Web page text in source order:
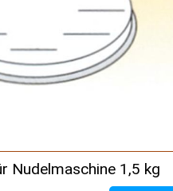
Nudelmaschine 1,5 kg